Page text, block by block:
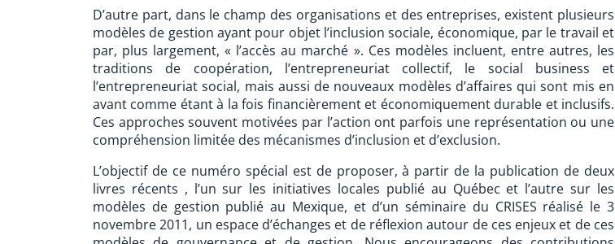
D’autre part, dans le champ des organisations et des entreprises, existent plusieurs
modèles de gestion ayant pour objet l’inclusion sociale, économique, par le travail et
par, plus largement, « l’accès au marché ». Ces modèles incluent, entre autres, les
traditions de coopération, l’entrepreneuriat collectif, le social business et
l’entrepreneuriat social, mais aussi de nouveaux modèles d’affaires qui sont mis en
avant comme étant à la fois financièrement et économiquement durable et inclusifs.
Ces approches souvent motivées par l’action ont parfois une représentation ou une
compréhension limitée des mécanismes d’inclusion et d’exclusion.
L’objectif de ce numéro spécial est de proposer, à partir de la publication de deux
livres récents , l’un sur les initiatives locales publié au Québec et l’autre sur les
modèles de gestion publié au Mexique, et d’un séminaire du CRISES réalisé le 3
novembre 2011, un espace d’échanges et de réflexion autour de ces enjeux et de ces